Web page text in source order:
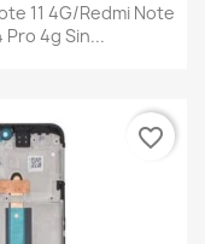
11 4G/Redmi Note
Pro 4g Sin...
favorite_border